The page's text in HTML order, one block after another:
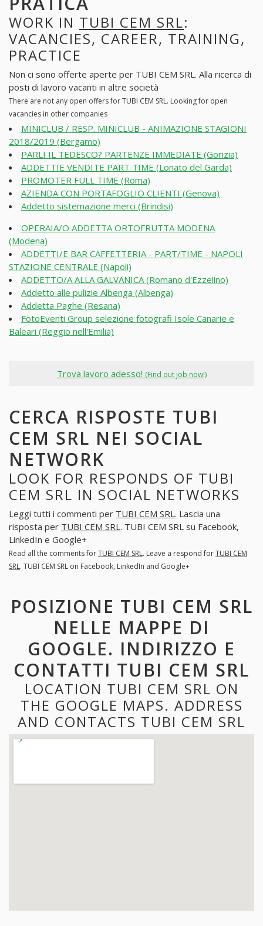
WORK IN TUBI CEM SRL:
VACANCIES, CAREER, TRAINING,
PRACTICE
Non ci sono offerte aperte per TUBI CEM SRL. Alla ricerca di
posti di lavoro vacanti in altre società
There are not any open offers for TUBI CEM SRL. Looking for open
vacancies in other companies
MINICLUB / RESP. MINICLUB - ANIMAZIONE STAGIONI
2018/2019 (Bergamo)
PARLI IL TEDESCO? PARTENZE IMMEDIATE (Gorizia)
ADDETTIE VENDITE PART TIME (Lonato del Garda)
PROMOTER FULL TIME (Roma)
AZIENDA CON PORTAFOGLIO CLIENTI (Genova)
Addetto sistemazione merci (Brindisi)
OPERAIA/O ADDETTA ORTOFRUTTA MODENA
(Modena)
ADDETTI/E BAR CAFFETTERIA - PART/TIME - NAPOLI
STAZIONE CENTRALE (Napoli)
ADDETTO/A ALLA GALVANICA (Romano d'Ezzelino)
Addetto alle pulizie Albenga (Albenga)
Addetta Paghe (Resana)
FotoEventi Group selezione fotografi Isole Canarie e
Baleari (Reggio nell'Emilia)
Trova lavoro adesso! (Find out job now!)
CERCA RISPOSTE TUBI
CEM SRL NEI SOCIAL
NETWORK
LOOK FOR RESPONDS OF TUBI
CEM SRL IN SOCIAL NETWORKS
Leggi tutti i commenti per TUBI CEM SRL. Lascia una
risposta per TUBI CEM SRL. TUBI CEM SRL su Facebook,
LinkedIn e Google+
Read all the comments forTUBI CEM SRL. Leave a respond forTUBI CEM
SRL. TUBI CEM SRL on Facebook, LinkedIn and Google+
POSIZIONE TUBI CEM SRL
NELLE MAPPE DI
GOOGLE. INDIRIZZO E
CONTATTI TUBI CEM SRL
LOCATION TUBI CEM SRL ON
THE GOOGLE MAPS. ADDRESS
AND CONTACTS TUBI CEM SRL